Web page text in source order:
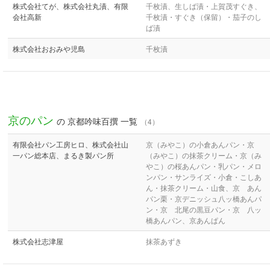
株式会社てが、株式会社丸漬、有限
会社高新
千枚漬、生しば漬・上賀茂すぐき、
千枚漬・すぐき（保留）・茄子のし
ば漬
株式会社おおみや児島 千枚漬
京のパン の 京都吟味百撰 一覧 （4）
有限会社パン工房ヒロ、株式会社山
一パン総本店、まるき製パン所
京（みやこ）の小倉あんパン・京
（みやこ）の抹茶クリーム・京（み
やこ）の桜あんパン・乳パン・メロ
ンパン・サンライズ・小倉・こしあ
ん・抹茶クリーム・山食、京 あん
パン栗・京デニッシュ八ッ橋あんパ
ン・京 北尾の黒豆パン・京 八ッ
橋あんパン、京あんぱん
株式会社志津屋 抹茶あずき